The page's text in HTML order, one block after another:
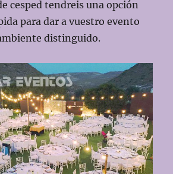
cesped tendreis una opción
para dar a vuestro evento
distinguido.